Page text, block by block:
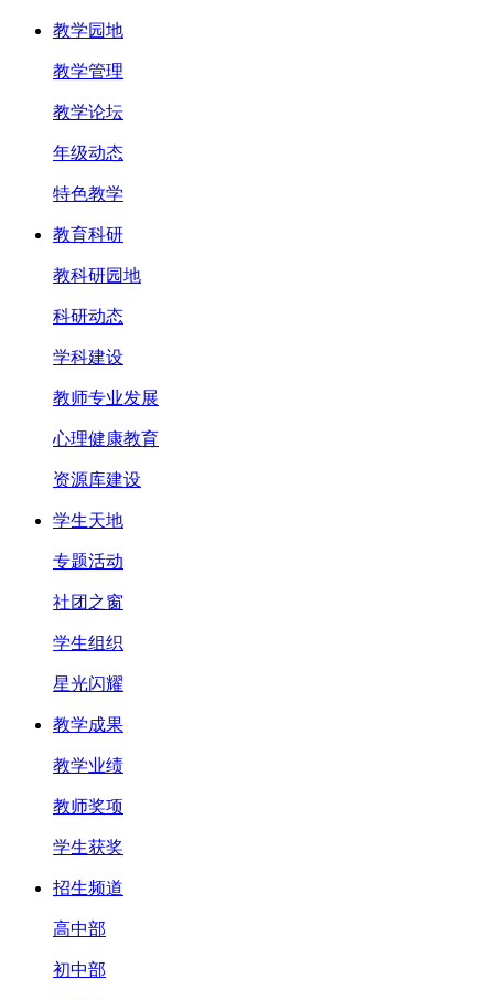
教学园地
教学管理
教学论坛
年级动态
特色教学
教育科研
教科研园地
科研动态
学科建设
教师专业发展
心理健康教育
资源库建设
学生天地
专题活动
社团之窗
学生组织
星光闪耀
教学成果
教学业绩
教师奖项
学生获奖
招生频道
高中部
初中部